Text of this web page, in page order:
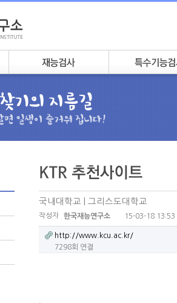
국내대학교 | 그리스도대학교
작성자 한국재능연구소 15-03-18 13:53
http://www.kcu.ac.kr/
7298회 연결